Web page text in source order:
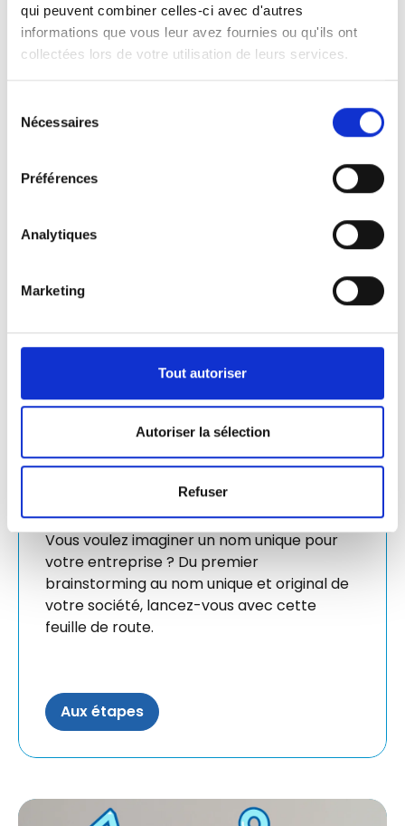
qui peuvent combiner celles-ci avec d'autres
informations que vous leur avez fournies ou qu'ils ont
collectées lors de votre utilisation de leurs services.
Nécessaires
Préférences
Analytiques
Marketing
Tout autoriser
Autoriser la sélection
Refuser
web est toujours disponible, avec notre
vérificateur de noms de domaine :
L’adresse internet de votre idée est-elle
Un nom d'entreprise en 5 étapes
Vous voulez imaginer un nom unique pour
votre entreprise ? Du premier
brainstorming au nom unique et original de
votre société, lancez-vous avec cette
feuille de route.
Aux étapes